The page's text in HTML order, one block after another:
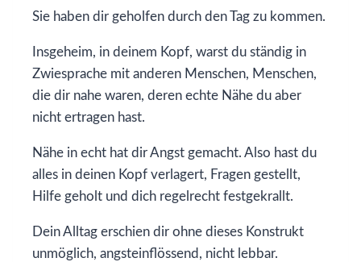
Sie haben dir geholfen durch den Tag zu kommen.
Insgeheim, in deinem Kopf, warst du ständig in
Zwiesprache mit anderen Menschen, Menschen,
die dir nahe waren, deren echte Nähe du aber
nicht ertragen hast.
Nähe in echt hat dir Angst gemacht. Also hast du
alles in deinen Kopf verlagert, Fragen gestellt,
Hilfe geholt und dich regelrecht festgekrallt.
Dein Alltag erschien dir ohne dieses Konstrukt
unmöglich, angsteinflössend, nicht lebbar.